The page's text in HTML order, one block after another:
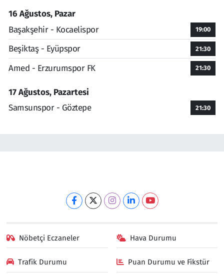
16 Ağustos, Pazar
Başakşehir - Kocaelispor
19:00
Beşiktaş - Eyüpspor 21:30
Amed - Erzurumspor FK 21:30
17 Ağustos, Pazartesi
Samsunspor - Göztepe
21:30
Nöbetçi Eczaneler Hava Durumu
Trafik Durumu Puan Durumu ve Fikstür